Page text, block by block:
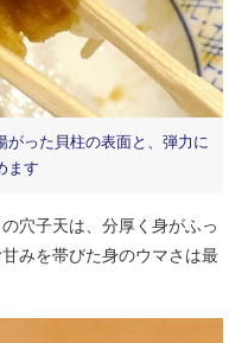
がった貝柱の表面と、弾力に
ます
穴子天は、分厚く身がふっ
みを帯びた身のウマさは最